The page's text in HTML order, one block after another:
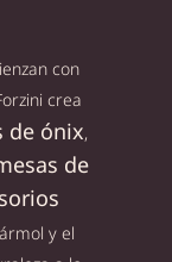
con
crea
de ónix,
de
y el